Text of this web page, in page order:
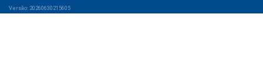
Versão: 20260630215605